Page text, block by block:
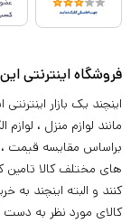
فروشگاه اینترنتی
اینچند یک بازار
مانند لوازم منزل ،
براساس مقایسه قیمت ،
های مختلف کالا تامین
کنند و البته اینچند
کالای مورد نظر به دست